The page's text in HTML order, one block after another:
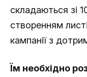
складаються зі
створенням
кампанії з
Їм необхідно